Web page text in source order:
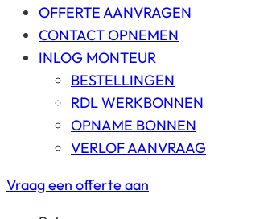
OFFERTE AANVRAGEN
CONTACT OPNEMEN
INLOG MONTEUR
BESTELLINGEN
RDL WERKBONNEN
OPNAME BONNEN
VERLOF AANVRAAG
Vraag een offerte aan